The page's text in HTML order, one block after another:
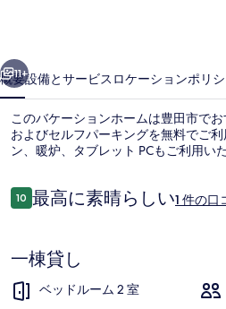
シ
ョ
ン
の
写
真
ラ
11+
概要設備とサービス ロケーションポリ
このバケーションホームは豊田市で
およびセルフパーキングを無料でご
ン、暖炉、タブレット PCもご利用い
口
コ
1010段階中10
最高に素晴らしい1 件の口
一棟貸し
ベッドルーム 2 室